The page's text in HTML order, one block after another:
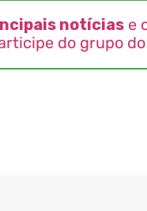
notícias e
do grupo do